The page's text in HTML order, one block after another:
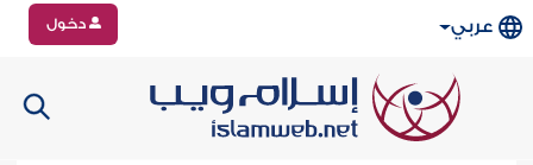
عربي دخول